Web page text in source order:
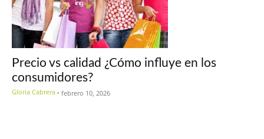
Precio vs calidad ¿Cómo influye en los
consumidores?
Gloria Cabrera - febrero 10, 2026